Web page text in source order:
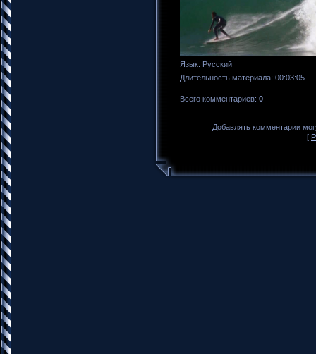
Язык: Русский
Длительность материала: 00:03:05
Всего комментариев: 0
Добавлять комментарии
[